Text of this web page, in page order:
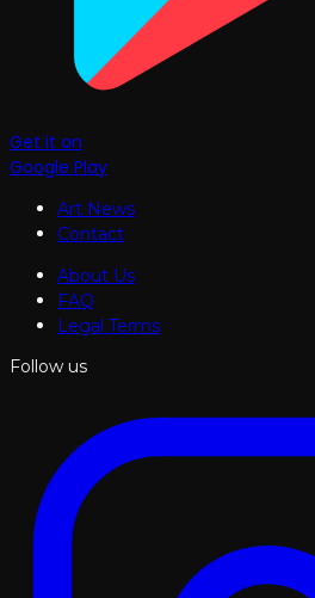
Get it on
Google Play
Art News
Contact
About Us
FAQ
Legal Terms
Follow us